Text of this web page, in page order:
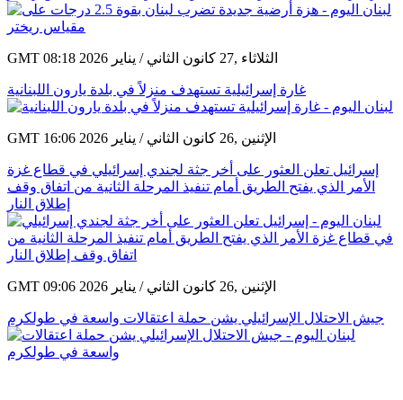
GMT 08:18 2026 الثلاثاء ,27 كانون الثاني / يناير
غارة إسرائيلية تستهدف منزلاً في بلدة يارون اللبنانية
GMT 16:06 2026 الإثنين ,26 كانون الثاني / يناير
إسرائيل تعلن العثور على أخر جثة لجندي إسرائيلي في قطاع غزة
الأمر الذي يفتح الطريق أمام تنفيذ المرحلة الثانية من اتفاق وقف
إطلاق النار
GMT 09:06 2026 الإثنين ,26 كانون الثاني / يناير
جيش الاحتلال الإسرائيلي يشن حملة اعتقالات واسعة في طولكرم